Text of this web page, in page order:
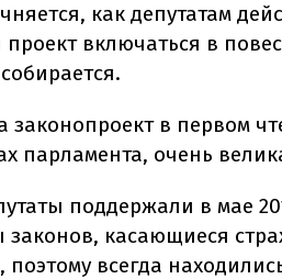
как депутатам
включаться в
законопроект в первом
парламента, очень
поддержали в мае
касающиеся
всегда